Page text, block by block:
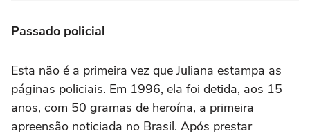
Passado policial
Esta não é a primeira vez que Juliana estampa as
páginas policiais. Em 1996, ela foi detida, aos 15
anos, com 50 gramas de heroína, a primeira
apreensão noticiada no Brasil. Após prestar